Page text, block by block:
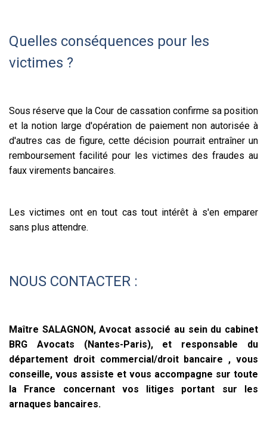
Quelles conséquences pour les
victimes ?
Sous réserve que la Cour de cassation confirme sa position
et la notion large d'opération de paiement non autorisée à
d'autres cas de figure, cette décision pourrait entraîner un
remboursement facilité pour les victimes des fraudes au
faux virements bancaires.
Les victimes ont en tout cas tout intérêt à s'en emparer
sans plus attendre.
NOUS CONTACTER :
Maître SALAGNON, Avocat associé au sein du cabinet
BRG Avocats (Nantes-Paris), et responsable du
département droit commercial/droit bancaire , vous
conseille, vous assiste et vous accompagne sur toute
la France concernant vos litiges portant sur les
arnaques bancaires.